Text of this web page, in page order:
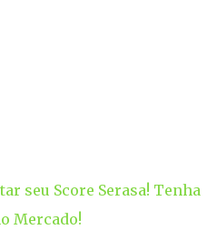
seu Score Serasa! Tenha
Mercado!